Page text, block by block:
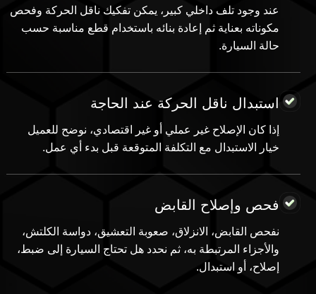
عند وجود تلف داخلي كبير، يمكن تفكيك ناقل الحركة وفحص
مكوناته بعناية ثم إعادة بنائه باستخدام قطع مناسبة حسب
حالة السيارة.
استبدال ناقل الحركة عند الحاجة
إذا كان الإصلاح غير عملي أو غير اقتصادي، نوضح للعميل
خيار الاستبدال مع التكلفة المتوقعة قبل بدء أي عمل.
فحص وإصلاح القابض
نفحص القابض، الانزلاق، صعوبة التعشيق، دواسة الكلتش،
والأجزاء المرتبطة به، ثم نحدد هل تحتاج السيارة إلى ضبط،
إصلاح، أو استبدال.